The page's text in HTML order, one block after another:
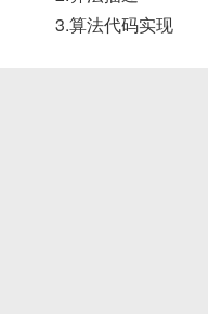
3.算法代码实现